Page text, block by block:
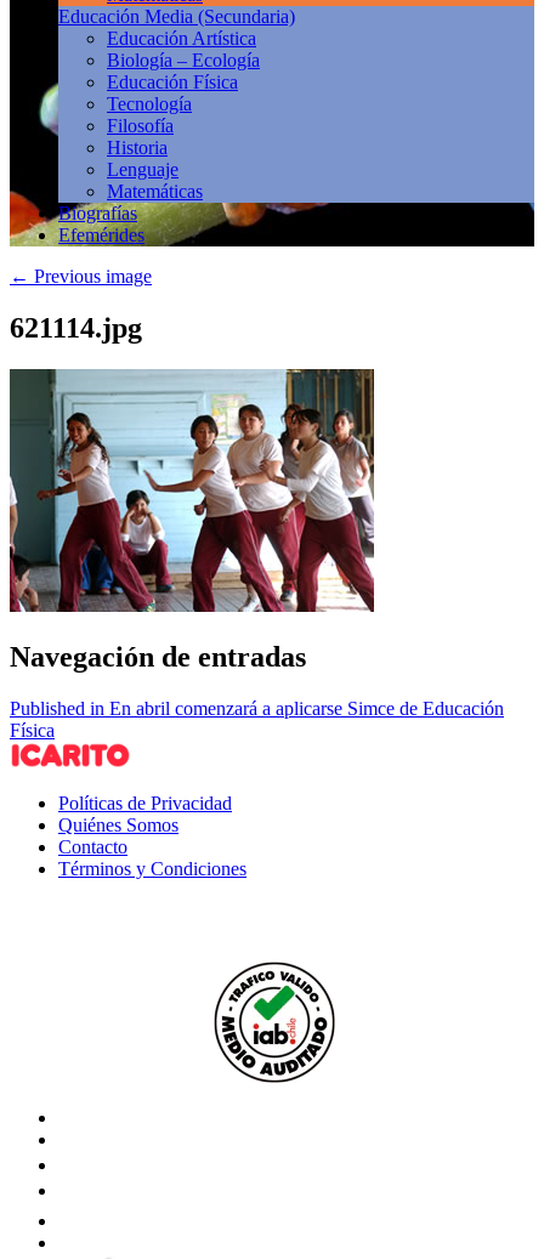
Educación Media (Secundaria)
Educación Artística
Biología – Ecología
Educación Física
Tecnología
Filosofía
Historia
Lenguaje
Matemáticas
Biografías
Efemérides
← Previous image
621114.jpg
Navegación de entradas
Published in En abril comenzará a aplicarse Simce de Educación
Física
Políticas de Privacidad
Quiénes Somos
Contacto
Términos y Condiciones